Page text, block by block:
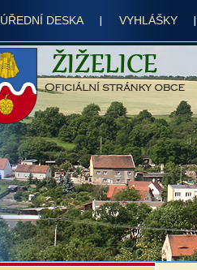
ÚŘEDNÍ DESKA VYHLÁŠKY